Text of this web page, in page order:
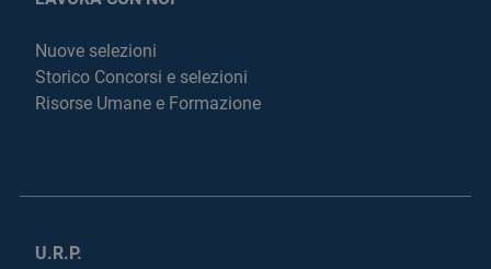
Nuove selezioni
Storico Concorsi e selezioni
Risorse Umane e Formazione
U.R.P.